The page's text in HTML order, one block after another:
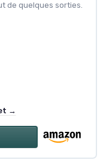
de quelques sorties.
→